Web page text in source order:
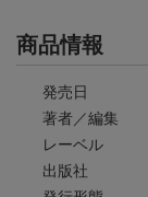
商品情報
発売日
著者／編集
レーベル
出版社